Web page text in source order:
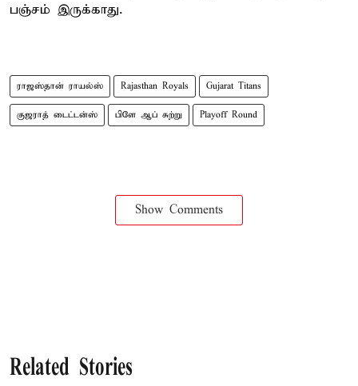
பஞ்சம் இருக்காது.
ராஜஸ்தான் ராயல்ஸ் Rajasthan Royals Gujarat Titans
குஜராத் டைட்டன்ஸ் பிளே ஆப் சுற்று Playoff Round
Show Comments
Related Stories